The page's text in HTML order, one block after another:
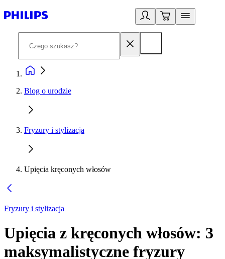
Blog o urodzie
Fryzury i stylizacja
Upięcia kręconych włosów
Fryzury i stylizacja
Upięcia z kręconych włosów: 3
maksymalistyczne fryzury